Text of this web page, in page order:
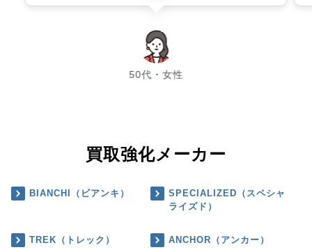
50代・女性
chevron_left chevron_right
買取強化メーカー
BIANCHI（ビアンキ）
SPECIALIZED（スペシャ
ライズド）
TREK（トレック） ANCHOR（アンカー）